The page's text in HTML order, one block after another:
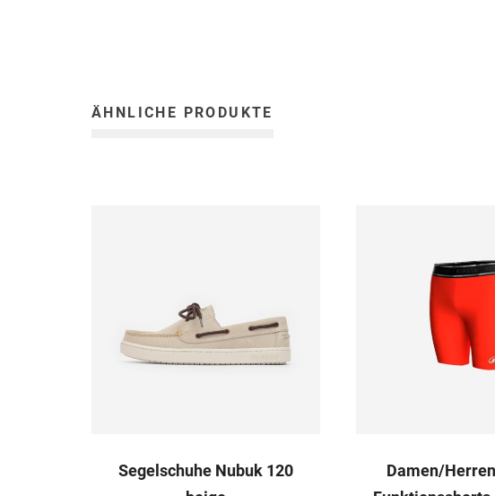
ÄHNLICHE PRODUKTE
Segelschuhe Nubuk 120
Damen/Herren